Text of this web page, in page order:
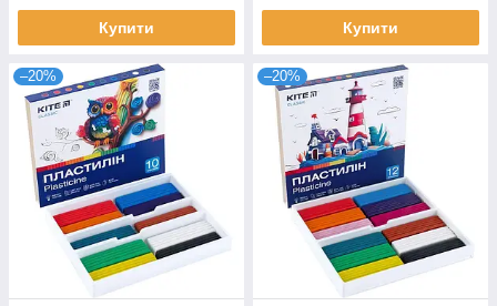
Купити Купити
–20% –20%